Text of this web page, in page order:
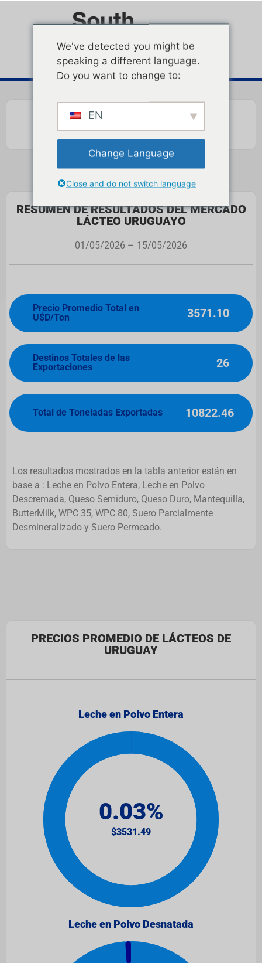
RESUMEN DE RESULTADOS DEL MERCADO
LÁCTEO URUGUAYO
01/05/2026 – 15/05/2026
Precio Promedio Total en
U$D/Ton
3571.10
Destinos Totales de las
Exportaciones
26
Total de Toneladas Exportadas 10822.46
Los resultados mostrados en la tabla anterior están en
base a : Leche en Polvo Entera, Leche en Polvo
Descremada, Queso Semiduro, Queso Duro, Mantequilla,
ButterMilk, WPC 35, WPC 80, Suero Parcialmente
Desmineralizado y Suero Permeado.
PRECIOS PROMEDIO DE LÁCTEOS DE
URUGUAY
Leche en Polvo Entera
Leche en Polvo Desnatada
We've detected you might be
speaking a different language.
Do you want to change to:
EN
Change Language
Close and do not switch language